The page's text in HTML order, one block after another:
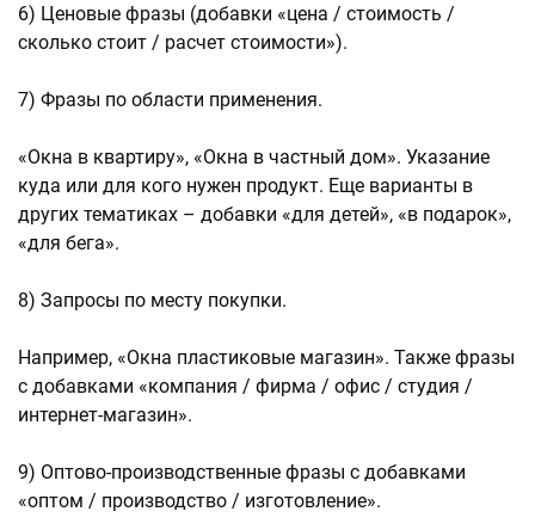
6) Ценовые фразы (добавки «цена / стоимость /
сколько стоит / расчет стоимости»).
7) Фразы по области применения.
«Окна в квартиру», «Окна в частный дом». Указание
куда или для кого нужен продукт. Еще варианты в
других тематиках – добавки «для детей», «в подарок»,
«для бега».
8) Запросы по месту покупки.
Например, «Окна пластиковые магазин». Также фразы
с добавками «компания / фирма / офис / студия /
интернет-магазин».
9) Оптово-производственные фразы с добавками
«оптом / производство / изготовление».